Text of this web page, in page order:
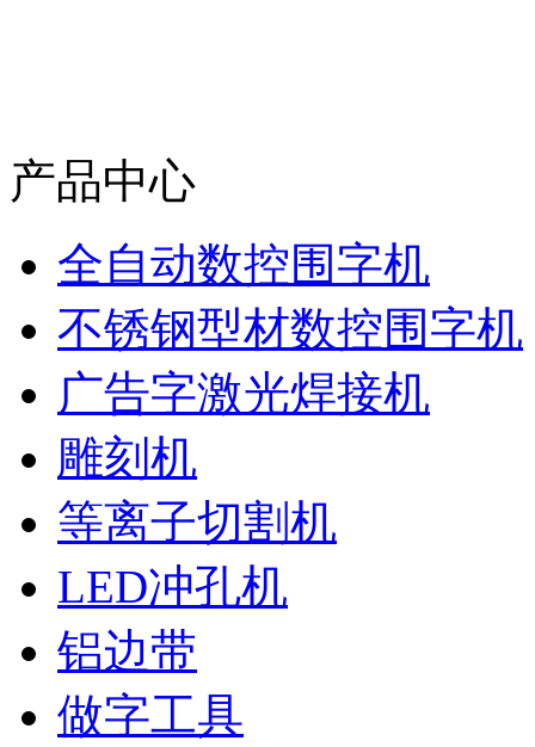
产品中心
全自动数控围字机
不锈钢型材数控围字机
广告字激光焊接机
雕刻机
等离子切割机
LED冲孔机
铝边带
做字工具